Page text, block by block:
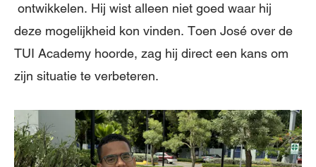
ontwikkelen. Hij wist alleen niet goed waar hij
deze mogelijkheid kon vinden. Toen José over de
TUI Academy hoorde, zag hij direct een kans om
zijn situatie te verbeteren.